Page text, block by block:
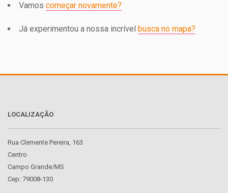
Vamos começar novamente?
Já experimentou a nossa incrível busca no mapa?
LOCALIZAÇÃO
Rua Clemente Pereira, 163
Centro
Campo Grande/MS
Cep: 79008-130